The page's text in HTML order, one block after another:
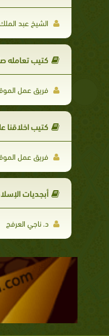
الشيخ عبد
كتيب تعامله
فريق عمل
كتيب اخلاقنا
فريق عمل
أبجديات
د. ناجي العرفج